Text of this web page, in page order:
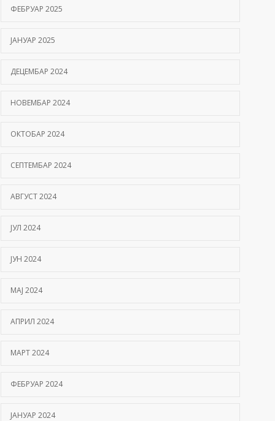
ФЕБРУАР 2025
ЈАНУАР 2025
ДЕЦЕМБАР 2024
НОВЕМБАР 2024
ОКТОБАР 2024
СЕПТЕМБАР 2024
АВГУСТ 2024
ЈУЛ 2024
ЈУН 2024
МАЈ 2024
АПРИЛ 2024
МАРТ 2024
ФЕБРУАР 2024
ЈАНУАР 2024